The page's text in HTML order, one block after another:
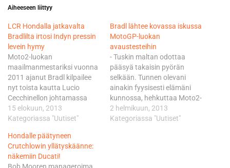
Aiheeseen liittyy
LCR Hondalla jatkavalta
Bradlilta irtosi Indyn pressin
levein hymy
Moto2-luokan
maailmanmestariksi vuonna
2011 ajanut Bradl kilpailee
nyt toista kautta Lucio
Cecchinellon johtamassa
Hondan satelliittitiimissä.
Edellisessä osakilpailussa
paalupaikalta toiseksi
kiirehtinyt Bradl on MotoGP-
luokan MM-pisteissä
15 elokuun, 2013
Kategoriassa "Uutiset"
Bradl lähtee kovassa iskussa
MotoGP-luokan
avaustesteihin
- Tuskin maltan odottaa
pääsyä takaisin pyörän
selkään. Tunnen olevani
ainakin fyysisesti elämäni
kunnossa, hehkuttaa Moto2-
luokan
maailmanmestaruutta
2 helmikuun, 2013
Kategoriassa "Uutiset"
Hondalle päätyneen
Crutchlowin yllätyskäänne:
näkemiin Ducati!